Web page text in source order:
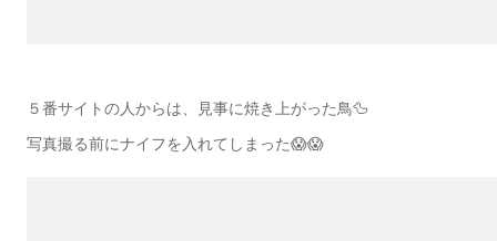
５番サイトの人からは、見事に焼き上がった鳥🦆
写真撮る前にナイフを入れてしまった😱😱